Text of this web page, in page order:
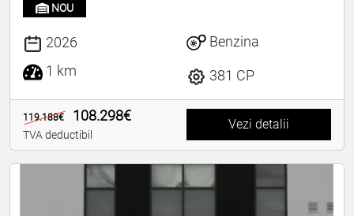
NOU
2026
1 km
Benzina
381 CP
119.188€ 108.298€
TVA deductibil
Vezi detalii